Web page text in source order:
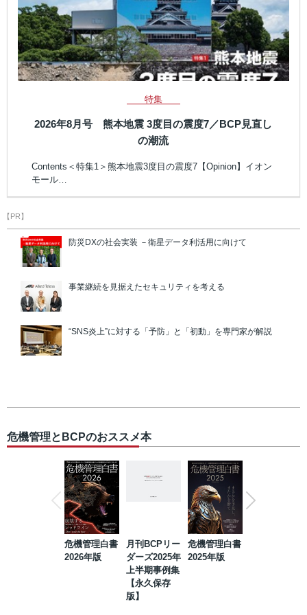
特集
2026年8月号 熊本地震 3度目の震度7／BCP見直し
の潮流
Contents＜特集1＞熊本地震3度目の震度7【Opinion】イオン
モール…
【PR】
防災DXの社会実装 －衛星データ利活用に向けて
事業継続を見据えたセキュリティを考える
“SNS炎上”に対する「予防」と「初動」を専門家が解説
危機管理とBCPのおススメ本
危機管理白書
2026年版
月刊BCPリー
ダーズ2025年
上半期事例集
【永久保存
版】
危機管理白書
2025年版